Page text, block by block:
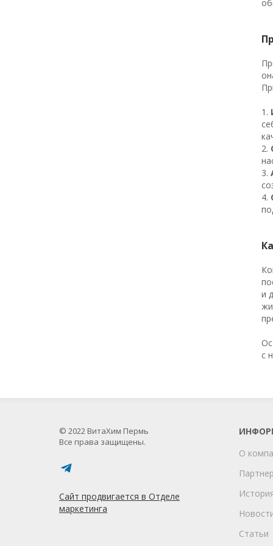
1.
2.
3.
4.
и
с
О
Статьи
© 2022 ВитаХим Пермь
Все права защищены.
Сайт продвигается в Отделе
маркетинга